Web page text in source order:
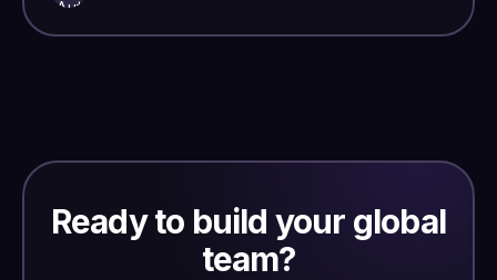
Ready to build your global
team?